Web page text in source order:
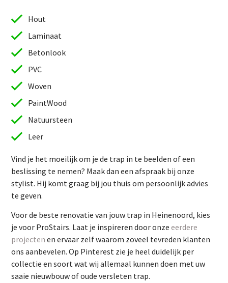
Hout
Laminaat
Betonlook
PVC
Woven
PaintWood
Natuursteen
Leer
Vind je het moeilijk om je de trap in te beelden of een
beslissing te nemen? Maak dan een afspraak bij onze
stylist. Hij komt graag bij jou thuis om persoonlijk advies
te geven.
Voor de beste renovatie van jouw trap in Heinenoord, kies
je voor ProStairs. Laat je inspireren door onzeeerdere
projecten en ervaar zelf waarom zoveel tevreden klanten
ons aanbevelen. Op Pinterest zie je heel duidelijk per
collectie en soort wat wij allemaal kunnen doen met uw
saaie nieuwbouw of oude versleten trap.
beslissing te nemen? Maak dan een afspraak bij onze
stylist. Hij komt graag bij jou thuis om persoonlijk advies
te geven.
Voor de beste renovatie van jouw trap in Heinenoord, kies
je voor ProStairs. Laat je inspireren door onze